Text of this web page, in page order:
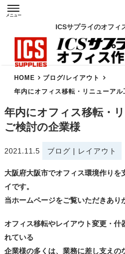
ICSサプライのオフィ
メニュー
HOME ブログ/ レイアウト
年内にオフィス移転・リニューア
年内にオフィス移転・
ご検討の企業様
2021.11.5 ブログ | レイアウト
大阪府大阪市でオフィス環境作りを
イです。
当ホームページをご覧いただきあり
オフィス移転やレイアウト変更・什
れている
企業様の多くは、業務に差し支えの